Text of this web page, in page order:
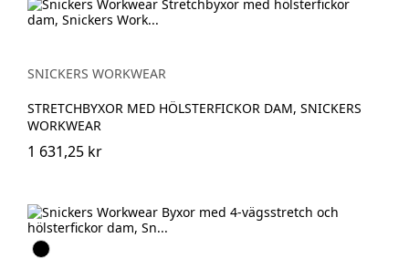
SNICKERS WORKWEAR
STRETCHBYXOR MED HÖLSTERFICKOR DAM, SNICKERS
WORKWEAR
1 631,25 kr
Black\Black